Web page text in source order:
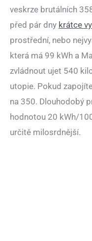
veskrze brutálních
před pár dny krátce
prostřední, nebo
která má 99 kWh a
zvládnout ujet 540
utopie. Pokud
na 350. Dlouhodobý
hodnotou 20 kWh/
určitě milosrdnější.